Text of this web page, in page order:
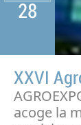
28
XXVI
acoge la